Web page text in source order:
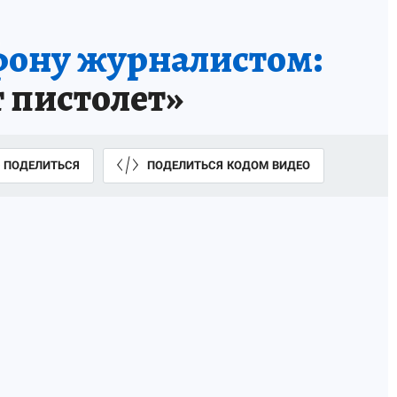
журналистом:
ПОДЕЛИТЬСЯ ПОДЕЛИТЬСЯ КОДОМ ВИДЕО